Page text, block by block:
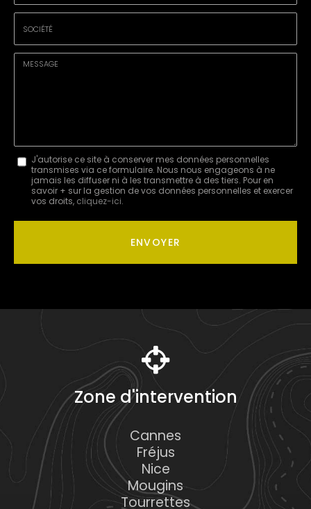
*
*
Tél.
*
Société
Message
J'autorise ce site à conserver mes données personnelles
transmises via ce formulaire. Nous nous engageons à ne
jamais les diffuser ni à les transmettre à des tiers. Pour en
savoir + sur la gestion de vos données personnelles et exercer
vos droits, cliquez-ici.
Acceptation
ENVOYER
Zone d'intervention
Cannes
Fréjus
Nice
Mougins
Tourrettes